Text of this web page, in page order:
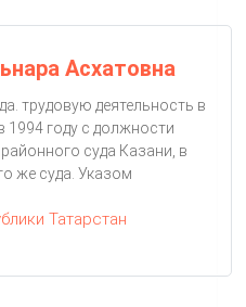
Асхатовна
трудовую деятельность в
1994 году с должности
суда Казани, в
же суда. Указом
Татарстан